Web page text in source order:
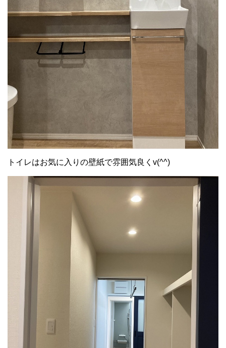
トイレはお気に入りの壁紙で雰囲気良くv(^^)